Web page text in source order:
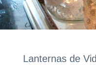
Lanternas de